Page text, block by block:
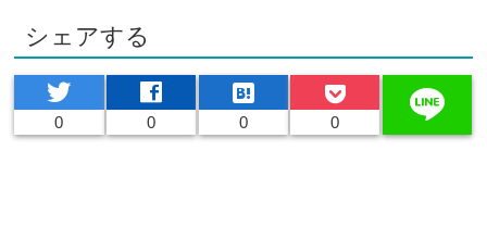
シェアする
twitter
0
facebook
0
hatenabookmark
0 0 line